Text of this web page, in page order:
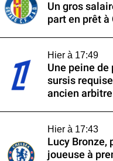
Un gros
part en prêt à
Hier à 17:49
Une peine de
sursis
ancien
Hier à 17:43
Lucy Bronze,
joueuse à